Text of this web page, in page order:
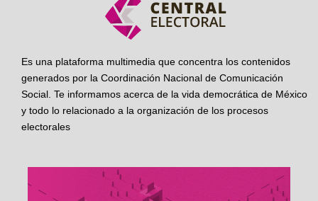
Es una plataforma multimedia que concentra los contenidos
generados por la Coordinación Nacional de Comunicación
Social. Te informamos acerca de la vida democrática de México
y todo lo relacionado a la organización de los procesos
electorales